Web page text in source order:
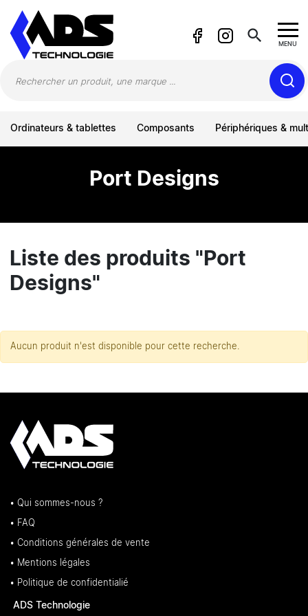
search MENU
Ordinateurs & tablettes Composants Périphériques &
Port Designs
Liste des produits "Port
Designs"
Aucun produit n'est disponible pour cette recherche.
• Qui sommes-nous ?
• FAQ
• Conditions générales de vente
• Mentions légales
• Politique de confidentialié
ADS Technologie